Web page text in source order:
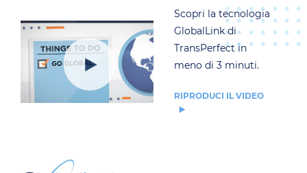
Scopri la tecnologia
GlobalLink di
TransPerfect in
meno di 3 minuti.
RIPRODUCI IL VIDEO